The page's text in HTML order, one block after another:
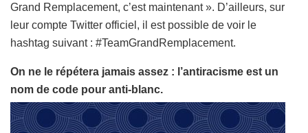
Grand Remplacement, c’est maintenant ». D’ailleurs, sur
leur compte Twitter officiel, il est possible de voir le
hashtag suivant : #TeamGrandRemplacement.
On ne le répétera jamais assez : l’antiracisme est un
nom de code pour anti-blanc.